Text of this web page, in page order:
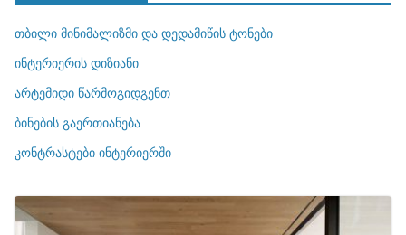
ო
რ
ბ
ი
თბილი მინიმალიზმი და დედამიწის ტონები
ინტერიერის დიზიანი
არტემიდი წარმოგიდგენთ
ბინების გაერთიანება
კონტრასტები ინტერიერში